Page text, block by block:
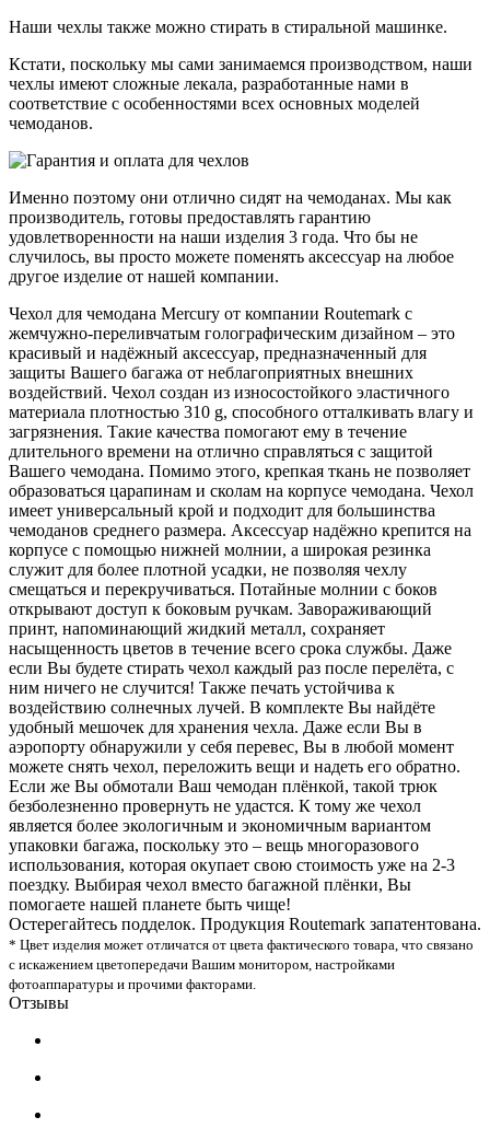
Наши чехлы также можно стирать в стиральной машинке.
Кстати, поскольку мы сами занимаемся производством, наши
чехлы имеют сложные лекала, разработанные нами в
соответствие с особенностями всех основных моделей
чемоданов.
Именно поэтому они отлично сидят на чемоданах. Мы как
производитель, готовы предоставлять гарантию
удовлетворенности на наши изделия 3 года. Что бы не
случилось, вы просто можете поменять аксессуар на любое
другое изделие от нашей компании.
Чехол для чемодана Mercury от компании Routemark с
жемчужно-переливчатым голографическим дизайном – это
красивый и надёжный аксессуар, предназначенный для
защиты Вашего багажа от неблагоприятных внешних
воздействий. Чехол создан из износостойкого эластичного
материала плотностью 310 g, способного отталкивать влагу и
загрязнения. Такие качества помогают ему в течение
длительного времени на отлично справляться с защитой
Вашего чемодана. Помимо этого, крепкая ткань не позволяет
образоваться царапинам и сколам на корпусе чемодана. Чехол
имеет универсальный крой и подходит для большинства
чемоданов среднего размера. Аксессуар надёжно крепится на
корпусе с помощью нижней молнии, а широкая резинка
служит для более плотной усадки, не позволяя чехлу
смещаться и перекручиваться. Потайные молнии с боков
открывают доступ к боковым ручкам. Завораживающий
принт, напоминающий жидкий металл, сохраняет
насыщенность цветов в течение всего срока службы. Даже
если Вы будете стирать чехол каждый раз после перелёта, с
ним ничего не случится! Также печать устойчива к
воздействию солнечных лучей. В комплекте Вы найдёте
удобный мешочек для хранения чехла. Даже если Вы в
аэропорту обнаружили у себя перевес, Вы в любой момент
можете снять чехол, переложить вещи и надеть его обратно.
Если же Вы обмотали Ваш чемодан плёнкой, такой трюк
безболезненно провернуть не удастся. К тому же чехол
является более экологичным и экономичным вариантом
упаковки багажа, поскольку это – вещь многоразового
использования, которая окупает свою стоимость уже на 2-3
поездку. Выбирая чехол вместо багажной плёнки, Вы
помогаете нашей планете быть чище!
Остерегайтесь подделок. Продукция Routemark запатентована.
* Цвет изделия может отличатся от цвета фактического товара, что связано
с искажением цветопередачи Вашим монитором, настройками
фотоаппаратуры и прочими факторами.
Отзывы